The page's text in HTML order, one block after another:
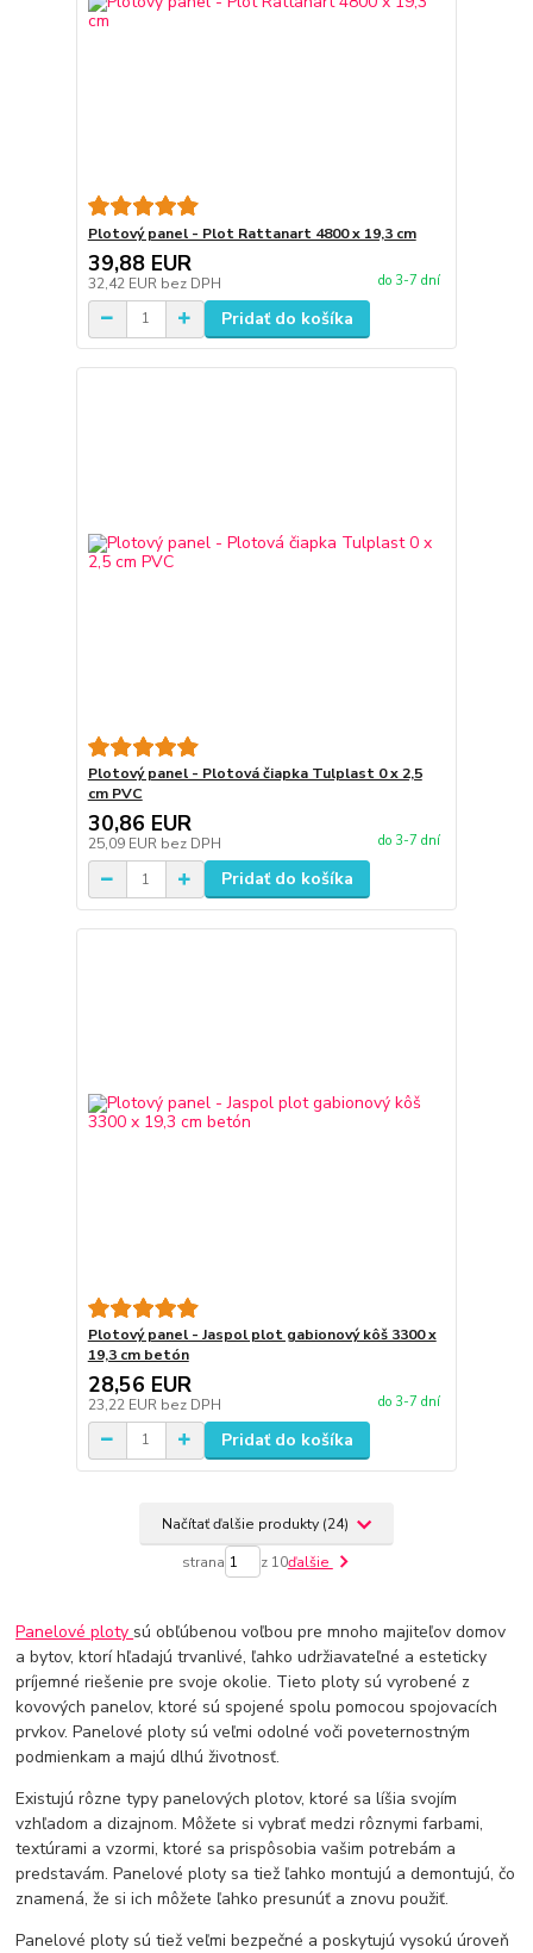
Plotový panel - Plot Rattanart 4800 x 19,3 cm
39,88 EUR
32,42 EUR bez DPH do 3-7 dní
Pridať do košíka
Plotový panel - Plotová čiapka Tulplast 0 x 2,5
cm PVC
30,86 EUR
25,09 EUR bez DPH do 3-7 dní
Pridať do košíka
Plotový panel - Jaspol plot gabionový kôš 3300 x
19,3 cm betón
28,56 EUR
23,22 EUR bez DPH do 3-7 dní
Pridať do košíka
Načítať ďalšie produkty (24)
strana z 10ďalšie
Panelové ploty sú obľúbenou voľbou pre mnoho majiteľov domov
a bytov, ktorí hľadajú trvanlivé, ľahko udržiavateľné a esteticky
príjemné riešenie pre svoje okolie. Tieto ploty sú vyrobené z
kovových panelov, ktoré sú spojené spolu pomocou spojovacích
prvkov. Panelové ploty sú veľmi odolné voči poveternostným
podmienkam a majú dlhú životnosť.
Existujú rôzne typy panelových plotov, ktoré sa líšia svojím
vzhľadom a dizajnom. Môžete si vybrať medzi rôznymi farbami,
textúrami a vzormi, ktoré sa prispôsobia vašim potrebám a
predstavám. Panelové ploty sa tiež ľahko montujú a demontujú, čo
znamená, že si ich môžete ľahko presunúť a znovu použiť.
Panelové ploty sú tiež veľmi bezpečné a poskytujú vysokú úroveň